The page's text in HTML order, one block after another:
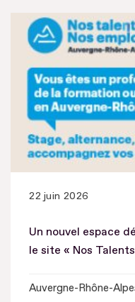
22 juin 2026
Un nouvel espace
le site « Nos
Auvergne-Rhône-